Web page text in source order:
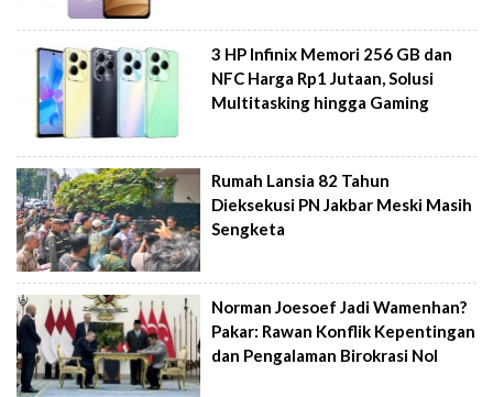
3 HP Infinix Memori 256 GB dan
NFC Harga Rp1 Jutaan, Solusi
Multitasking hingga Gaming
Rumah Lansia 82 Tahun
Dieksekusi PN Jakbar Meski Masih
Sengketa
Norman Joesoef Jadi Wamenhan?
Pakar: Rawan Konflik Kepentingan
dan Pengalaman Birokrasi Nol